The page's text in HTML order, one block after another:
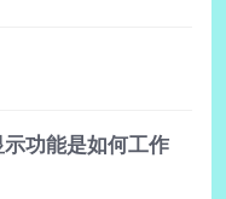
功能是如何工作